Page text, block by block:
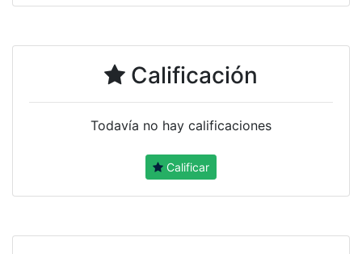
Calificación
Todavía no hay calificaciones
Calificar